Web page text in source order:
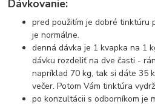
Dávkovanie:
pred použitím je dobré tinktúru
je normálne.
denná dávka je 1 kvapka na 1
dávku rozdeliť na dve časti -
napríklad 70 kg, tak si dáte 35
večer. Potom Vám tinktúra
po konzultácii s odborníkom je